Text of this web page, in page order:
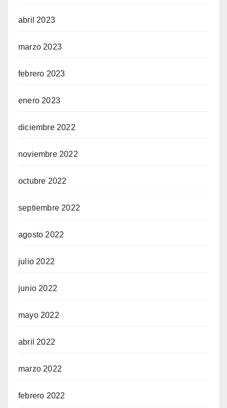
abril 2023
marzo 2023
febrero 2023
enero 2023
diciembre 2022
noviembre 2022
octubre 2022
septiembre 2022
agosto 2022
julio 2022
junio 2022
mayo 2022
abril 2022
marzo 2022
febrero 2022